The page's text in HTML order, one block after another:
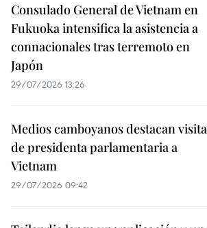
Consulado General de Vietnam en
Fukuoka intensifica la asistencia a
connacionales tras terremoto en
Japón
29/07/2026 13:26
Medios camboyanos destacan visita
de presidenta parlamentaria a
Vietnam
29/07/2026 09:42